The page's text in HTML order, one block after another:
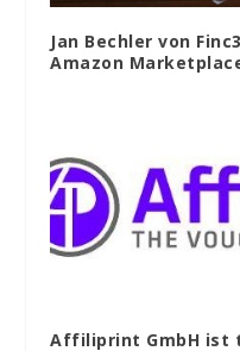
Jan Bechler von
Amazon
Affiliprint GmbH ist